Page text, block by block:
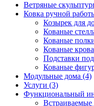
Ветряные
Ковка ручной
Козырек для
Кованые
Кованые
Кованые
Подставки
Кованые
Модульные дома (4)
Услуги (3)
Функциональный
Встраиваемые